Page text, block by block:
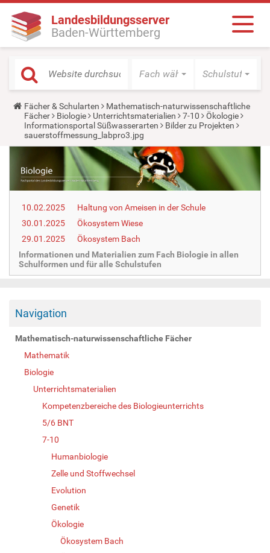
Landesbildungsserver
Baden-Württemberg
Fach wählen Schulstufe
Y
o
u
a
r
e
r
e
Fächer & Schularten
Mathematisch-naturwissenschaftliche
Fächer
Biologie Unterrichtsmaterialien 7-10
Ökologie
Informationsportal Süßwasserarten
Bilder zu Projekten
sauerstoffmessung_labpro3.jpg
10.02.2025
Haltung von Ameisen in der Schule
30.01.2025
Ökosystem Wiese
29.01.2025
Ökosystem Bach
Informationen und Materialien zum Fach Biologie in allen
Schulformen und für alle Schulstufen
Navigation
Mathematisch-naturwissenschaftliche Fächer
Mathematik
Biologie
Unterrichtsmaterialien
Kompetenzbereiche des Biologieunterrichts
5/6 BNT
7-10
Humanbiologie
Zelle und Stoffwechsel
Evolution
Genetik
Ökologie
Ökosystem Bach